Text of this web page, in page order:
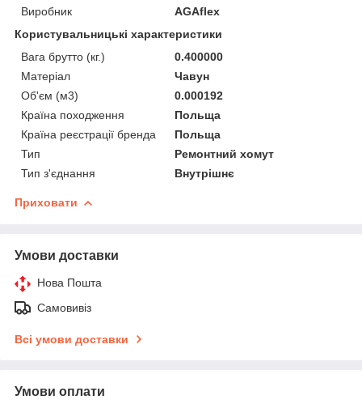
Виробник
AGAflex
Користувальницькі характеристики
Вага брутто (кг.)
0.400000
Матеріал
Чавун
Об'єм (м3)
0.000192
Країна походження
Польща
Країна реєстрації бренда
Польща
Тип
Ремонтний хомут
Тип з'єднання
Внутрішнє
Приховати
Умови доставки
Нова Пошта
Самовивіз
Всі умови доставки
Умови оплати